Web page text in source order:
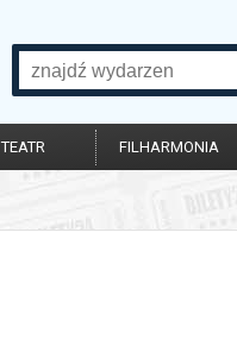
TEATR FILHARMONIA